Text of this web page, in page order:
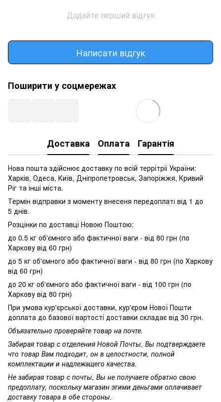
Додайте перший відгук
Написати відгук
Поширити у соцмережах
Доставка Оплата Гарантія
Нова пошта здійснює доставку по всій террітріі України:
Харків, Одеса, Київ, Дніпропетровськ, Запоріжжя, Кривий
Ріг та інші міста.
Термін відправки з моменту внесеня передоплаті від 1 до
5 днів.
Розцінки по доставці Новою Поштою:
до 0.5 кг об'ємного або фактичної ваги - від 80 грн (по
Харкову від 60 грн)
до 5 кг об'ємного або фактичної ваги - від 80 грн (по Харкову
від 60 грн)
до 20 кг об'ємного або фактичної ваги - від 100 грн (по
Харкову від 80 грн)
При умова кур'єрської доставки, кур'єром Нової Пошти
доплата до базової вартості доставки складає від 30 грн.
Объязательно проверяйте товар на почте.
Забирая товар с отделения Новой Почты, Вы подтверждаете
что товар Вам подходит, он в целостности, полной
комплектации и надлежащего качества.
Не забирая товар с почты, Вы не получаете обратно свою
предоплату, поскольку магазин этими деньгами оплачивает
доставку товара в обе стороны.